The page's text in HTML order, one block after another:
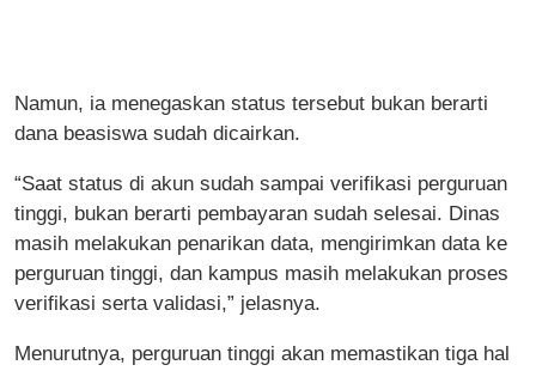
Namun, ia menegaskan status tersebut bukan berarti
dana beasiswa sudah dicairkan.
“Saat status di akun sudah sampai verifikasi perguruan
tinggi, bukan berarti pembayaran sudah selesai. Dinas
masih melakukan penarikan data, mengirimkan data ke
perguruan tinggi, dan kampus masih melakukan proses
verifikasi serta validasi,” jelasnya.
Menurutnya, perguruan tinggi akan memastikan tiga hal